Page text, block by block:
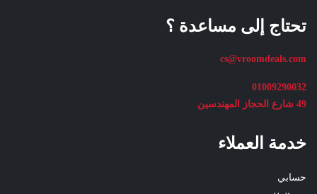
تحتاج إلى مساعدة ؟
cs@vroomdeals.com
01009290032
49 شارع الحجاز المهندسين
خدمة العملاء
حسابي